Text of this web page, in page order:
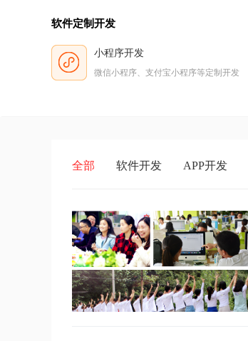
软件定制开发
小程序开发
微信小程序、支付宝小程序等定制开发
全部 软件开发 APP开发